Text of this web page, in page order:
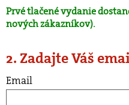
Prvé tlačené vydanie
nových zákazníkov).
2. Zadajte Váš
Email